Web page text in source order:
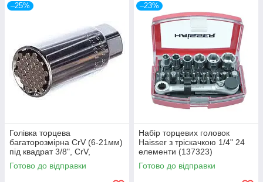
–25%
Голівка торцева
багаторозмірна CrV (6-21мм)
під квадрат 3/8", CrV,
хромована// GROSS (13191)
Готово до відправки
–23%
Набір торцевих головок
Haisser з тріскачкою 1/4" 24
елементи (137323)
Готово до відправки